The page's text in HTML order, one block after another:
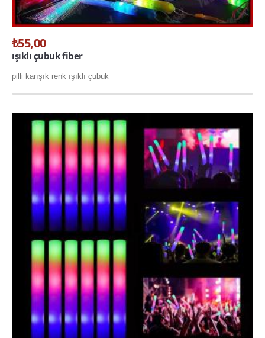
Hediye Kutuları
Hediye Torbaları
toptan yağmurluk
ÖZEL GÜNLER
Sevgililer Günü
OYUNCAKLAR
ÇOCUK HAVUZU ŞİŞME ÇOCUK HAVUZU
SQUİSHY TOPTAN SUKUŞİ
ŞAKA ÜRÜNLERİ
KAMPANYALAR
YENİ ÜRÜNLER
HAKKIMIZDA
₺55,00
ışıklı çubuk fiber
pilli karışık renk ışıklı çubuk